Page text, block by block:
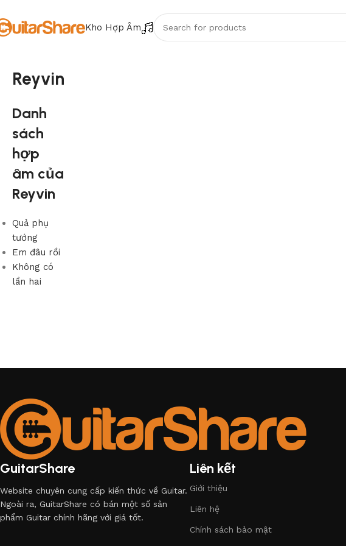
Kho Hợp Âm
Reyvin
Danh
sách
hợp
âm của
Reyvin
Quả phụ
tướng
Em đâu rồi
Không có
lần hai
GuitarShare
Website chuyên cung cấp kiến thức về Guitar.
Ngoài ra, GuitarShare có bán một số sản
phẩm Guitar chính hãng với giá tốt.
Liên kết
Giới thiệu
Liên hệ
Chính sách bảo mật